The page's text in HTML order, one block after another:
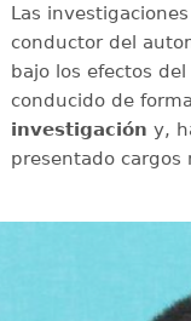
Las
conductor del
bajo los efectos
conducido de
investigación y,
presentado cargos